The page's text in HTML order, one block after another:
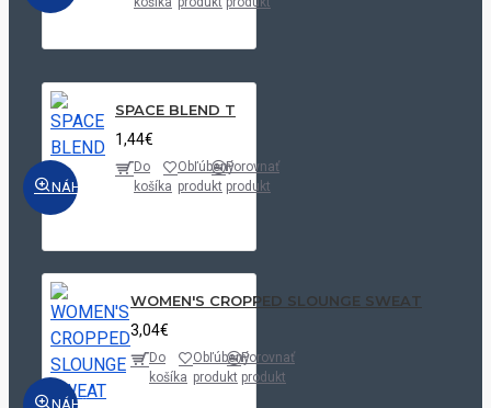
NÁHĽAD
SPACE BLEND T
1,44€
Do
košíka
Obľúbený
produkt
Porovnať
produkt
NÁHĽAD
WOMEN'S CROPPED SLOUNGE SWEAT
3,04€
Do
košíka
Obľúbený
produkt
Porovnať
produkt